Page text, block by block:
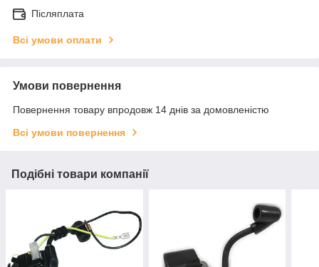
Післяплата
Всі умови оплати
Умови повернення
Повернення товару впродовж 14 днів за домовленістю
Всі умови повернення
Подібні товари компанії